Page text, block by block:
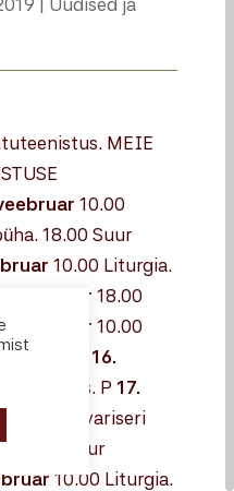
Uudised ja
MEIE
10.00
18.00 Suur
10.00 Liturgia.
veebruar 18.00
veebruar 10.00
L 16.
P 17.
ja variseri
18.00 Suur
10.00 Liturgia.